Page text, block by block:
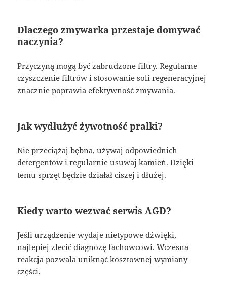
Dlaczego zmywarka przestaje domywać
naczynia?
Przyczyną mogą być zabrudzone filtry. Regularne
czyszczenie filtrów i stosowanie soli regeneracyjnej
znacznie poprawia efektywność zmywania.
Jak wydłużyć żywotność pralki?
Nie przeciążaj bębna, używaj odpowiednich
detergentów i regularnie usuwaj kamień. Dzięki
temu sprzęt będzie działał ciszej i dłużej.
Kiedy warto wezwać serwis AGD?
Jeśli urządzenie wydaje nietypowe dźwięki,
najlepiej zlecić diagnozę fachowcowi. Wczesna
reakcja pozwala uniknąć kosztownej wymiany
części.